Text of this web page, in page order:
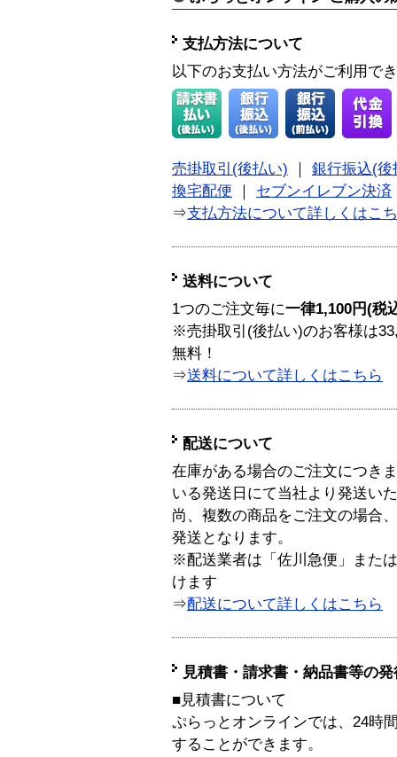
支払方法について
以下のお支払い方法がご利用で
売掛取引(後払い)
銀行振込(後
換宅配便
セブンイレブン決済
⇒支払方法について詳しくはこ
送料について
1つのご注文毎に一律1,100円(税
※売掛取引(後払い)のお客様は
無料！
⇒送料について詳しくはこちら
配送について
在庫がある場合のご注文につき
いる発送日にて当社より発送い
尚、複数の商品をご注文の場合
発送となります。
※配送業者は「佐川急便」また
けます
⇒配送について詳しくはこちら
見積書・請求書・納品書等の
■見積書について
ぷらっとオンラインでは、24時
することができます。